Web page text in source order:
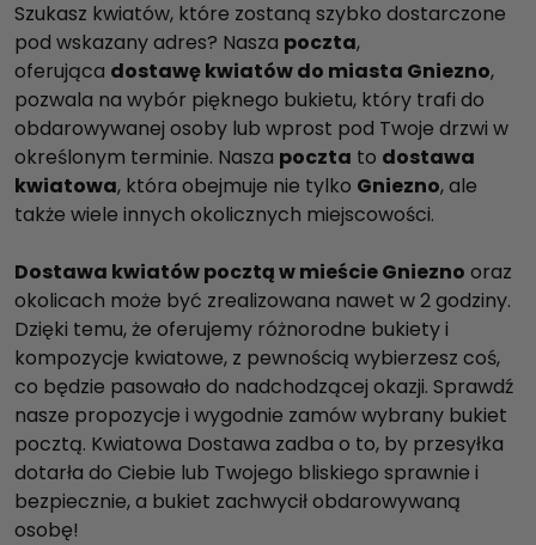
Szukasz kwiatów, które zostaną szybko dostarczone
pod wskazany adres? Nasza poczta,
oferująca dostawę kwiatów do miasta Gniezno,
pozwala na wybór pięknego bukietu, który trafi do
obdarowywanej osoby lub wprost pod Twoje drzwi w
określonym terminie. Nasza poczta to dostawa
kwiatowa, która obejmuje nie tylko Gniezno, ale
także wiele innych okolicznych miejscowości.
Dostawa kwiatów pocztą w mieście Gniezno oraz
okolicach może być zrealizowana nawet w 2 godziny.
Dzięki temu, że oferujemy różnorodne bukiety i
kompozycje kwiatowe, z pewnością wybierzesz coś,
co będzie pasowało do nadchodzącej okazji. Sprawdź
nasze propozycje i wygodnie zamów wybrany bukiet
pocztą. Kwiatowa Dostawa zadba o to, by przesyłka
dotarła do Ciebie lub Twojego bliskiego sprawnie i
bezpiecznie, a bukiet zachwycił obdarowywaną
osobę!